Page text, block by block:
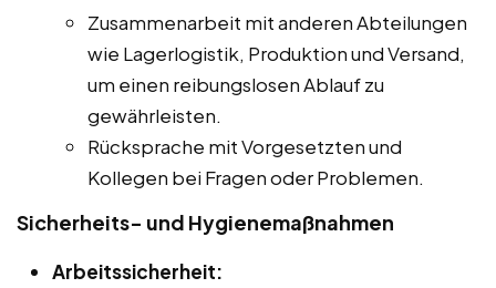
Zusammenarbeit mit anderen Abteilungen
wie Lagerlogistik, Produktion und Versand,
um einen reibungslosen Ablauf zu
gewährleisten.
Rücksprache mit Vorgesetzten und
Kollegen bei Fragen oder Problemen.
Sicherheits- und Hygienemaßnahmen
Arbeitssicherheit: